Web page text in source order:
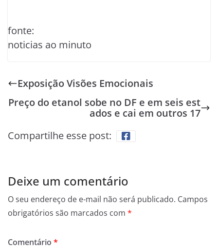
fonte:
noticias ao minuto
Exposição Visões Emocionais
Preço do etanol sobe no DF e em seis est
ados e cai em outros 17
Compartilhe esse post:
Deixe um comentário
O seu endereço de e-mail não será publicado. Campos
obrigatórios são marcados com *
Comentário *